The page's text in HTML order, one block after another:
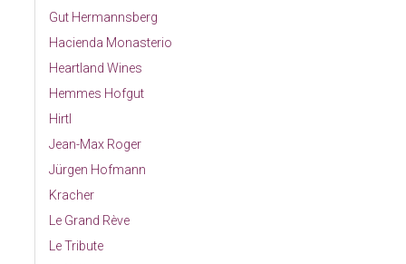
Gut Hermannsberg
Hacienda Monasterio
Heartland Wines
Hemmes Hofgut
Hirtl
Jean-Max Roger
Jürgen Hofmann
Kracher
Le Grand Rève
Le Tribute